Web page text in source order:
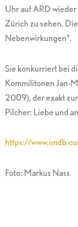
Uhr auf ARD wieder
Zürich zu sehen.
Nebenwirkungen“.
Sie konkurriert bei
Kommilitonen Jan-
2009), der exakt
Pilcher: Liebe und
https://
Foto: Markus Nass